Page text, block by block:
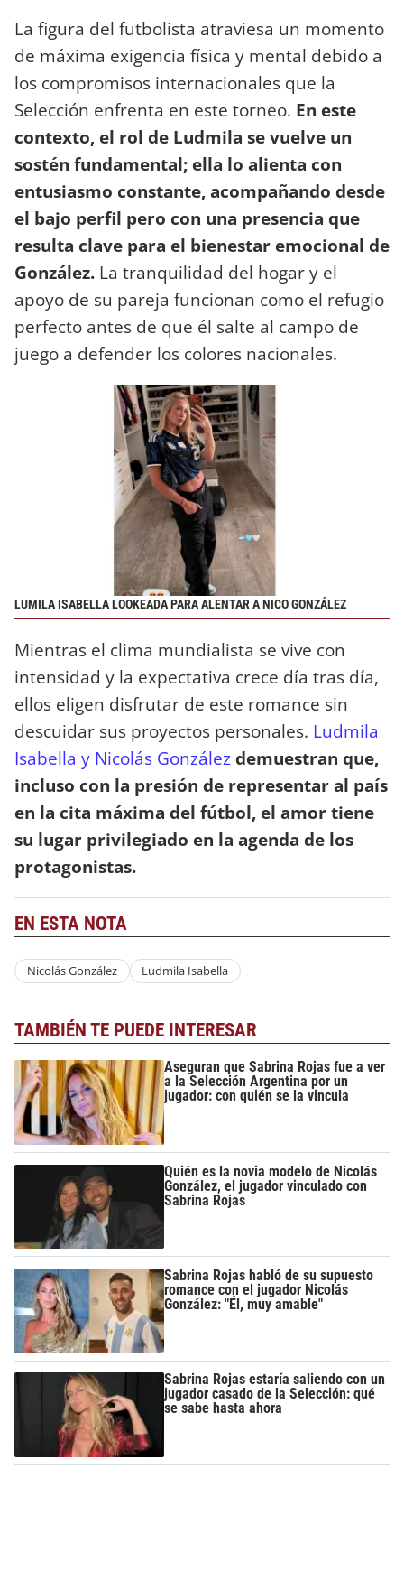
La figura del futbolista atraviesa un momento
de máxima exigencia física y mental debido a
los compromisos internacionales que la
Selección enfrenta en este torneo. En este
contexto, el rol de Ludmila se vuelve un
sostén fundamental; ella lo alienta con
entusiasmo constante, acompañando desde
el bajo perfil pero con una presencia que
resulta clave para el bienestar emocional de
González. La tranquilidad del hogar y el
apoyo de su pareja funcionan como el refugio
perfecto antes de que él salte al campo de
juego a defender los colores nacionales.
LUMILA ISABELLA LOOKEADA PARA ALENTAR A NICO GONZÁLEZ
Mientras el clima mundialista se vive con
intensidad y la expectativa crece día tras día,
ellos eligen disfrutar de este romance sin
descuidar sus proyectos personales. Ludmila
Isabella y Nicolás Gonzálezdemuestran que,
incluso con la presión de representar al país
en la cita máxima del fútbol, el amor tiene
su lugar privilegiado en la agenda de los
protagonistas.
EN ESTA NOTA
Nicolás González Ludmila Isabella
TAMBIÉN TE PUEDE INTERESAR
Aseguran que Sabrina Rojas fue a ver
a la Selección Argentina por un
jugador: con quién se la vincula
Quién es la novia modelo de Nicolás
González, el jugador vinculado con
Sabrina Rojas
Sabrina Rojas habló de su supuesto
romance con el jugador Nicolás
González: "Él, muy amable"
Sabrina Rojas estaría saliendo con un
jugador casado de la Selección: qué
se sabe hasta ahora